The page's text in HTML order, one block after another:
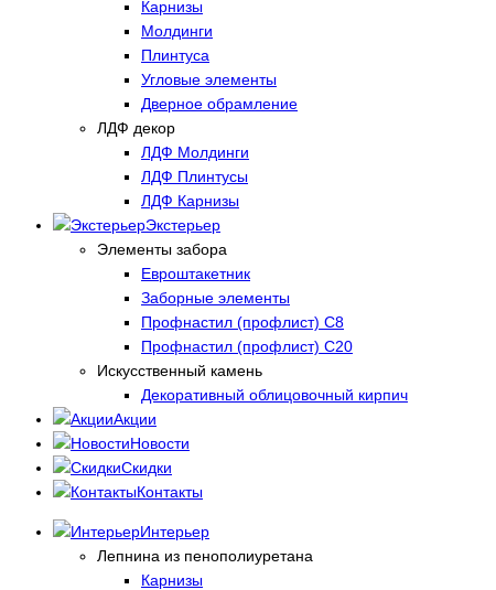
Карнизы
Молдинги
Плинтуса
Угловые элементы
Дверное обрамление
ЛДФ декор
ЛДФ Молдинги
ЛДФ Плинтусы
ЛДФ Карнизы
Экстерьер
Элементы забора
Евроштакетник
Заборные элементы
Профнастил (профлист) С8
Профнастил (профлист) С20
Искусственный камень
Декоративный облицовочный кирпич
Акции
Новости
Скидки
Контакты
Интерьер
Лепнина из пенополиуретана
Карнизы